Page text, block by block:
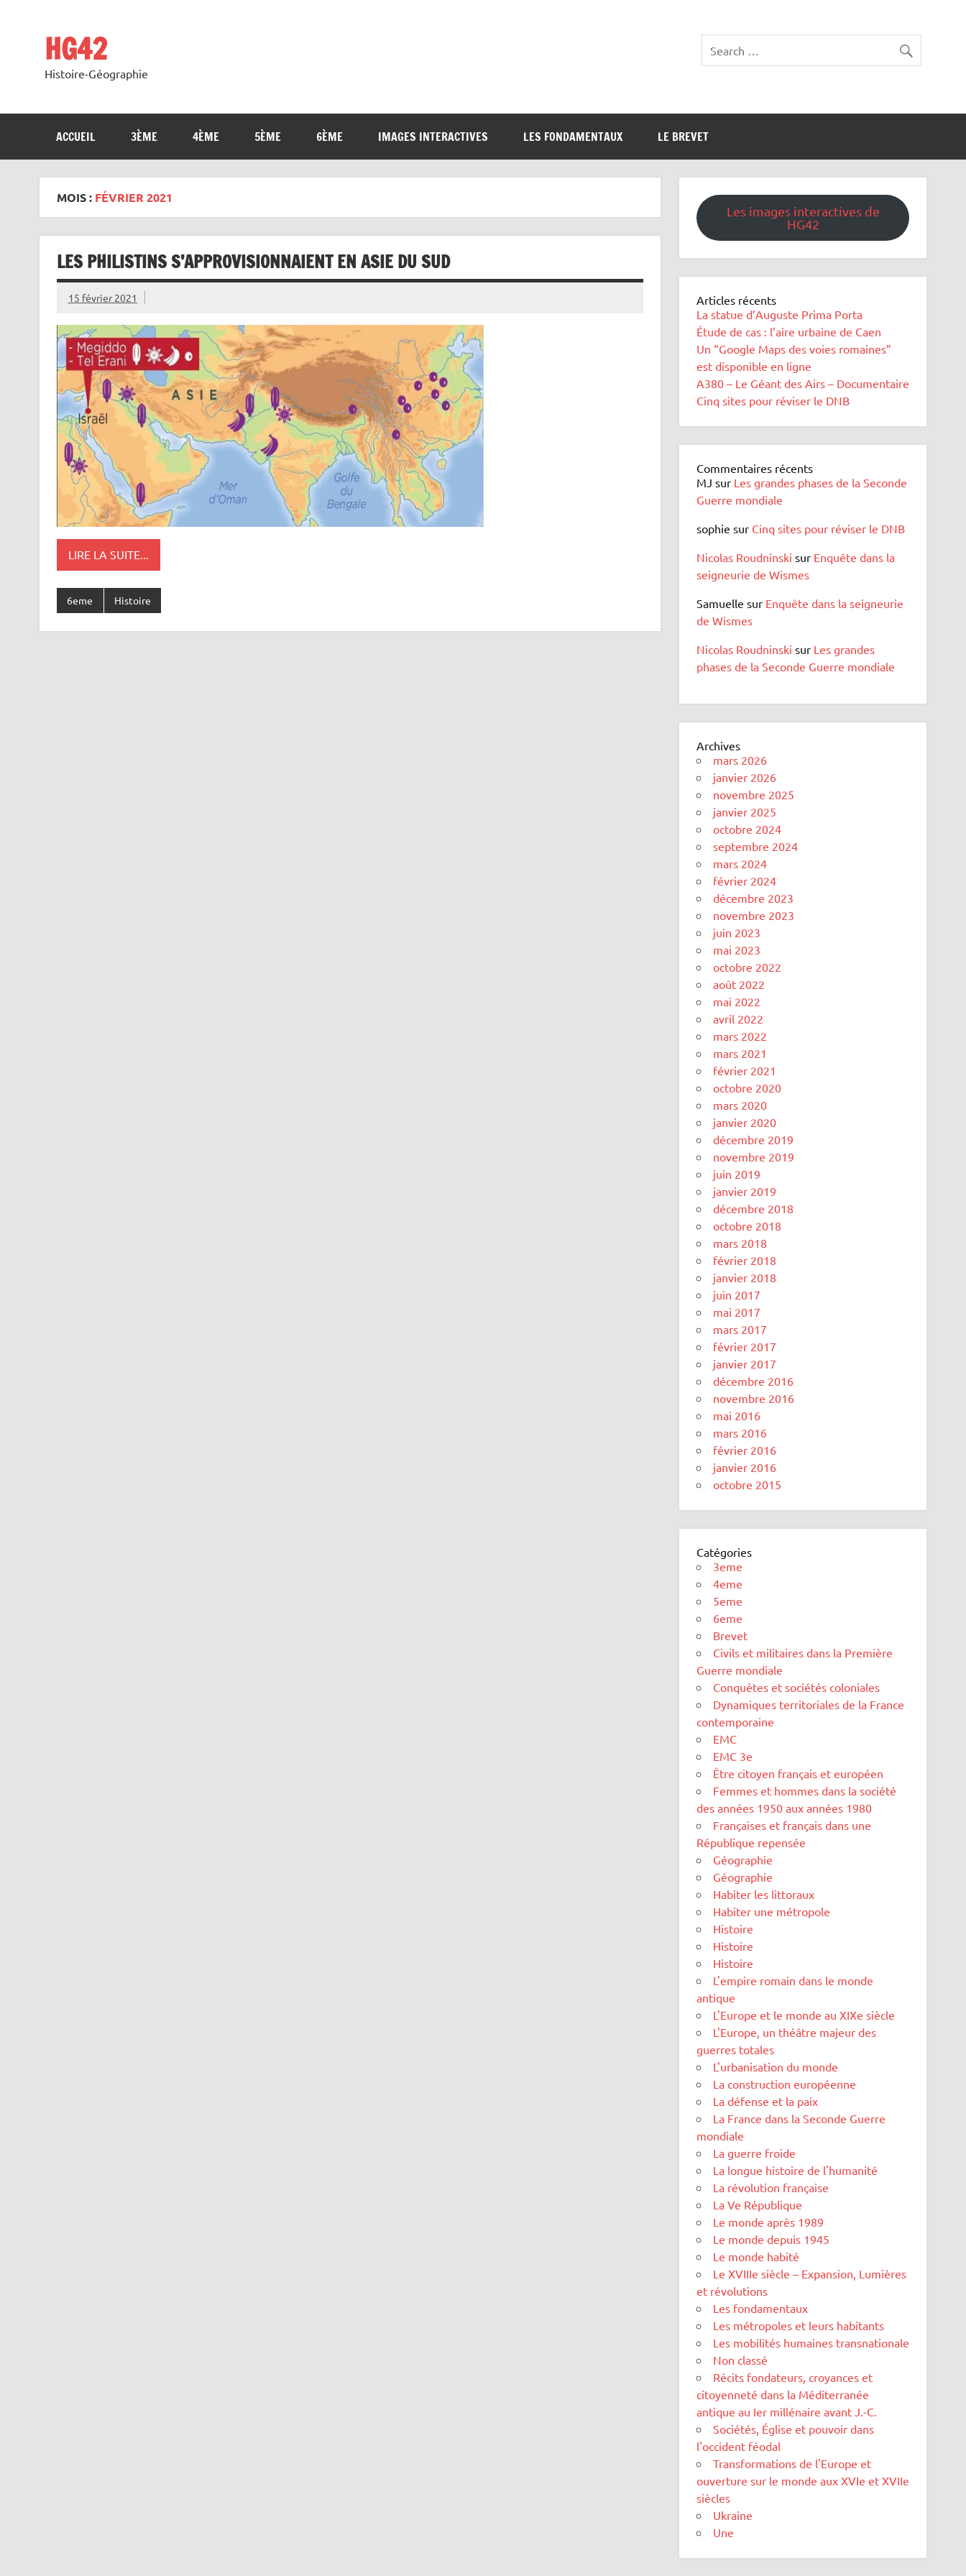
HG42
Histoire-Géographie
ACCUEIL 3ÈME 4ÈME 5ÈME 6ÈME IMAGES INTERACTIVES LES FONDAMENTAUX LE BREVET
MOIS : FÉVRIER 2021
LES PHILISTINS S’APPROVISIONNAIENT EN ASIE DU SUD
15 février 2021
LIRE LA SUITE...
6eme Histoire
Les images interactives de
HG42
Articles récents
La statue d’Auguste Prima Porta
Étude de cas : l’aire urbaine de Caen
Un “Google Maps des voies romaines”
est disponible en ligne
A380 – Le Géant des Airs – Documentaire
Cinq sites pour réviser le DNB
Commentaires récents
MJ sur Les grandes phases de la Seconde
Guerre mondiale
sophie sur Cinq sites pour réviser le DNB
Nicolas Roudninski sur Enquête dans la
seigneurie de Wismes
Samuelle sur Enquête dans la seigneurie
de Wismes
Nicolas Roudninski sur Les grandes
phases de la Seconde Guerre mondiale
Archives
mars 2026
janvier 2026
novembre 2025
janvier 2025
octobre 2024
septembre 2024
mars 2024
février 2024
décembre 2023
novembre 2023
juin 2023
mai 2023
octobre 2022
août 2022
mai 2022
avril 2022
mars 2022
mars 2021
février 2021
octobre 2020
mars 2020
janvier 2020
décembre 2019
novembre 2019
juin 2019
janvier 2019
décembre 2018
octobre 2018
mars 2018
février 2018
janvier 2018
juin 2017
mai 2017
mars 2017
février 2017
janvier 2017
décembre 2016
novembre 2016
mai 2016
mars 2016
février 2016
janvier 2016
octobre 2015
Catégories
3eme
4eme
5eme
6eme
Brevet
Civils et militaires dans la Première
Guerre mondiale
Conquêtes et sociétés coloniales
Dynamiques territoriales de la France
contemporaine
EMC
EMC 3e
Être citoyen français et européen
Femmes et hommes dans la société
des années 1950 aux années 1980
Françaises et français dans une
République repensée
Géographie
Géographie
Habiter les littoraux
Habiter une métropole
Histoire
Histoire
Histoire
L'empire romain dans le monde
antique
L'Europe et le monde au XIXe siècle
L'Europe, un théâtre majeur des
guerres totales
L'urbanisation du monde
La construction européenne
La défense et la paix
La France dans la Seconde Guerre
mondiale
La guerre froide
La longue histoire de l'humanité
La révolution française
La Ve République
Le monde après 1989
Le monde depuis 1945
Le monde habité
Le XVIIIe siècle – Expansion, Lumières
et révolutions
Les fondamentaux
Les métropoles et leurs habitants
Les mobilités humaines transnationale
Non classé
Récits fondateurs, croyances et
citoyenneté dans la Méditerranée
antique au Ier millénaire avant J.-C.
Sociétés, Église et pouvoir dans
l'occident féodal
Transformations de l'Europe et
ouverture sur le monde aux XVIe et XVIIe
siècles
Ukraine
Une